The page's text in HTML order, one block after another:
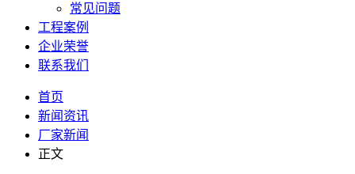
常见问题
工程案例
企业荣誉
联系我们
首页
新闻资讯
厂家新闻
正文